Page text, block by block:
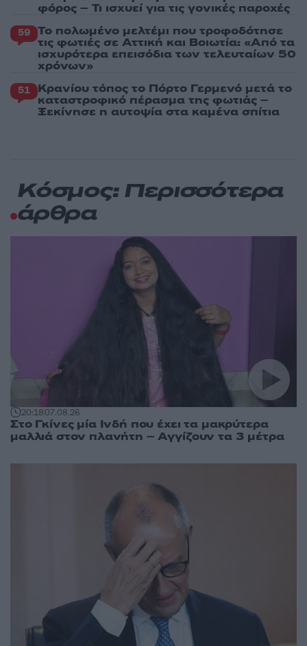
φόρος – Τι ισχυεί για τις γονικές παροχές
59 Το πολωμένο μελτέμι που τροφοδότησε
τις φωτιές σε Αττική και Βοιωτία: «Από τα
ισχυρότερα επεισόδια των τελευταίων 50
χρόνων»
51 Κρανίου τόπος το Πόρτο Γερμενό μετά το
καταστροφικό πέρασμα της φωτιάς –
Ξεκίνησε η αυτοψία στα καμένα σπίτια
Κόσμος: Περισσότερα
άρθρα
20:1807.08.26
Στο Γκίνες μία Ινδή που έχει τα μακρύτερα
μαλλιά στον πλανήτη – Αγγίζουν τα 3 μέτρα